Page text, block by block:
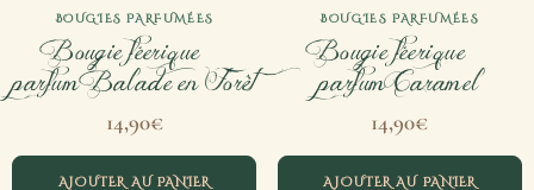
BOUGIES PARFUMÉES
Bougie féerique –
parfum Balade en Forêt
14,90€
AJOUTER AU PANIER
BOUGIES PARFUMÉES
Bougie féerique –
parfum Caramel
14,90€
AJOUTER AU PANIER